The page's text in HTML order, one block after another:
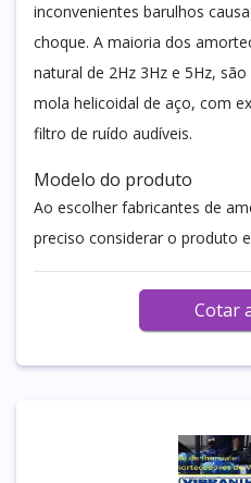
inconvenientes barulhos
choque. A maioria dos
natural de 2Hz 3Hz e 5Hz,
mola helicoidal de aço, com
filtro de ruído audíveis.
Modelo do produto
Ao escolher fabricantes de
preciso considerar o produto
Cotar